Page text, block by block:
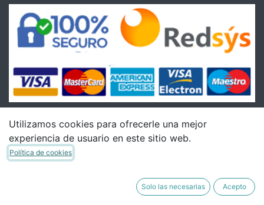
Condiciones
Condiciones Generales de venta
Utilizamos cookies para ofrecerle una mejor
experiencia de usuario en este sitio web.
Política de cookies
Solo las necesarias Acepto